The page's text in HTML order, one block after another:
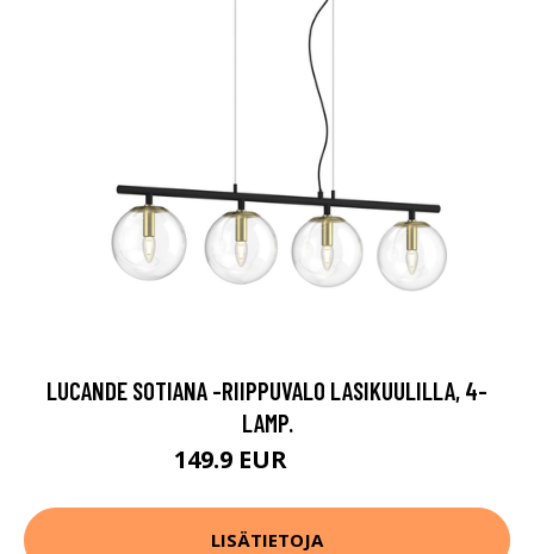
LUCANDE SOTIANA -RIIPPUVALO LASIKUULILLA, 4-
LAMP.
149.9 EUR
LISÄTIETOJA